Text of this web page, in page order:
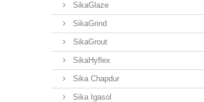
SikaGlaze
SikaGrind
SikaGrout
SikaHyflex
Sika Chapdur
Sika Igasol